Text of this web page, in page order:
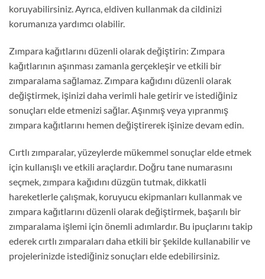
koruyabilirsiniz. Ayrıca, eldiven kullanmak da cildinizi
korumanıza yardımcı olabilir.
Zımpara kağıtlarını düzenli olarak değiştirin: Zımpara
kağıtlarının aşınması zamanla gerçekleşir ve etkili bir
zımparalama sağlamaz. Zımpara kağıdını düzenli olarak
değiştirmek, işinizi daha verimli hale getirir ve istediğiniz
sonuçları elde etmenizi sağlar. Aşınmış veya yıpranmış
zımpara kağıtlarını hemen değiştirerek işinize devam edin.
Cırtlı zımparalar, yüzeylerde mükemmel sonuçlar elde etmek
için kullanışlı ve etkili araçlardır. Doğru tane numarasını
seçmek, zımpara kağıdını düzgün tutmak, dikkatli
hareketlerle çalışmak, koruyucu ekipmanları kullanmak ve
zımpara kağıtlarını düzenli olarak değiştirmek, başarılı bir
zımparalama işlemi için önemli adımlardır. Bu ipuçlarını takip
ederek cırtlı zımparaları daha etkili bir şekilde kullanabilir ve
projelerinizde istediğiniz sonuçları elde edebilirsiniz.